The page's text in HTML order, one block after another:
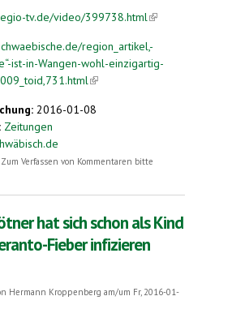
tv.de/video/399738.html (link is
region_artikel,-
ist-in-Wangen-wohl-einzigartig-
(link is external)
2016-01-08
Zeitungen
Eine Welt, eine Sprache
Zum Verfassen von Kommentaren bitte
hat sich schon als Kind
Fieber infizieren
Hermann Kroppenberg am/um Fr, 2016-01-